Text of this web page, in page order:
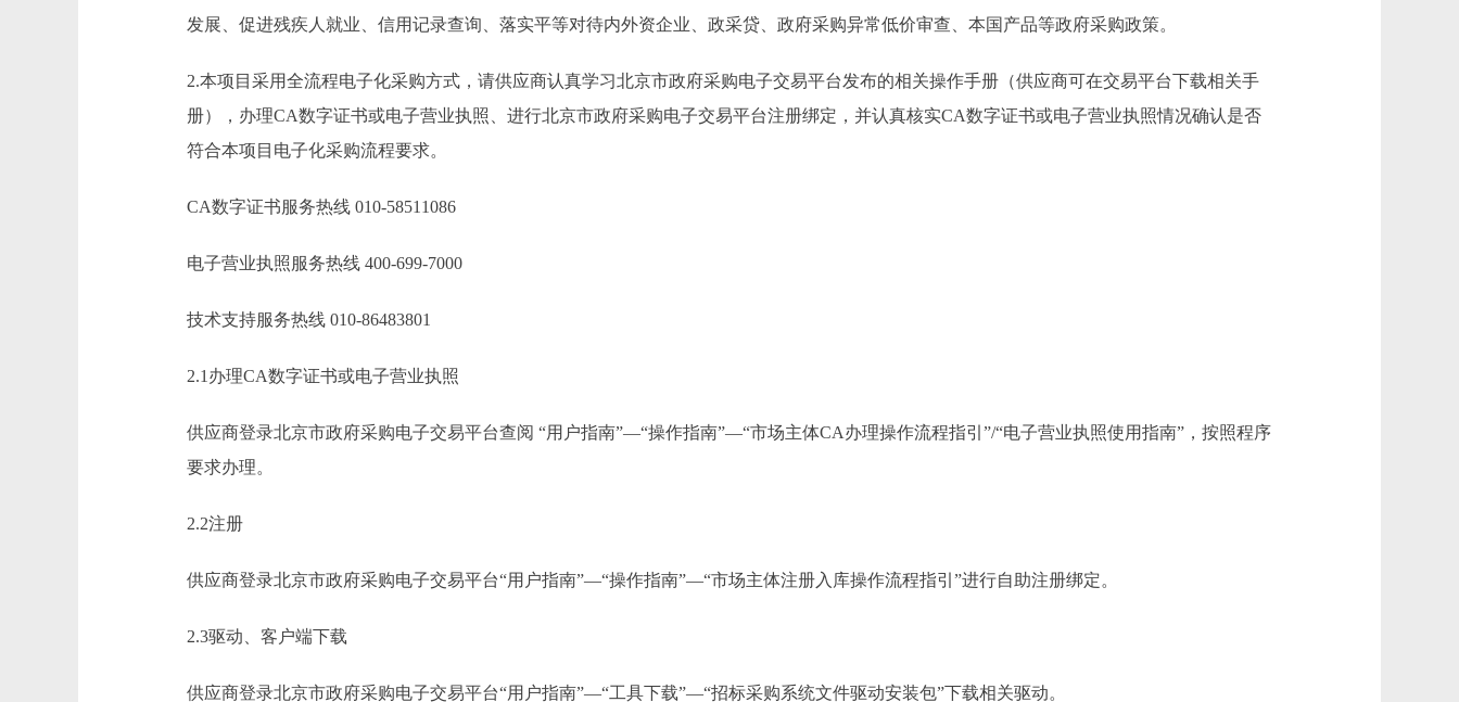
发展、促进残疾人就业、信用记录查询、落实平等对待内外资企业、政采贷、政府采购异常低价审查、本国产品等政府采购政策。
2.本项目采用全流程电子化采购方式，请供应商认真学习北京市政府采购电子交易平台发布的相关操作手册（供应商可在交易平台下载相关手
册），办理CA数字证书或电子营业执照、进行北京市政府采购电子交易平台注册绑定，并认真核实CA数字证书或电子营业执照情况确认是否
符合本项目电子化采购流程要求。
CA数字证书服务热线 010-58511086
电子营业执照服务热线 400-699-7000
技术支持服务热线 010-86483801
2.1办理CA数字证书或电子营业执照
供应商登录北京市政府采购电子交易平台查阅 “用户指南”—“操作指南”—“市场主体CA办理操作流程指引”/“电子营业执照使用指南”，按照程序
要求办理。
2.2注册
供应商登录北京市政府采购电子交易平台“用户指南”—“操作指南”—“市场主体注册入库操作流程指引”进行自助注册绑定。
2.3驱动、客户端下载
供应商登录北京市政府采购电子交易平台“用户指南”—“工具下载”—“招标采购系统文件驱动安装包”下载相关驱动。